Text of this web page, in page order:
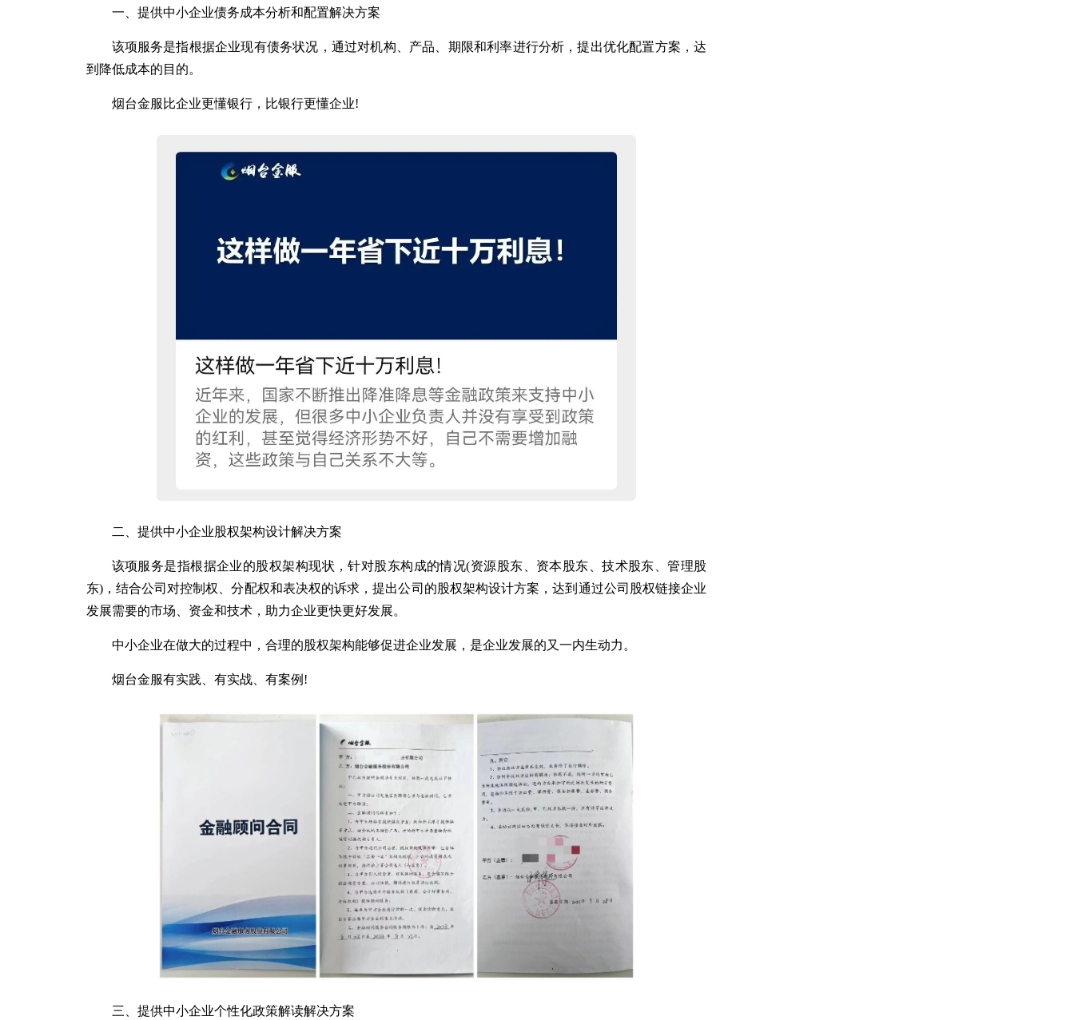
一、提供中小企业债务成本分析和配置解决方案
该项服务是指根据企业现有债务状况，通过对机构、产品、期限和利率进行分析，提出优化配置方案，达
到降低成本的目的。
烟台金服比企业更懂银行，比银行更懂企业!
二、提供中小企业股权架构设计解决方案
该项服务是指根据企业的股权架构现状，针对股东构成的情况(资源股东、资本股东、技术股东、管理股
东)，结合公司对控制权、分配权和表决权的诉求，提出公司的股权架构设计方案，达到通过公司股权链接企业
发展需要的市场、资金和技术，助力企业更快更好发展。
中小企业在做大的过程中，合理的股权架构能够促进企业发展，是企业发展的又一内生动力。
烟台金服有实践、有实战、有案例!
三、提供中小企业个性化政策解读解决方案